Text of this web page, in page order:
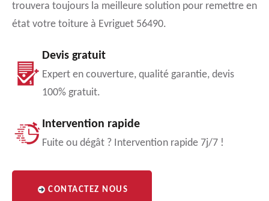
trouvera toujours la meilleure solution pour remettre en
état votre toiture à Evriguet 56490.
Devis gratuit
Expert en couverture, qualité garantie, devis
100% gratuit.
Intervention rapide
Fuite ou dégât ? Intervention rapide 7j/7 !
CONTACTEZ NOUS